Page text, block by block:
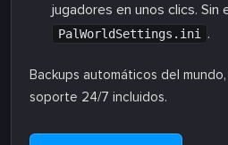
jugadores en unos clics. Sin
PalWorldSettings.ini .
Backups automáticos del
soporte 24/7 incluidos.